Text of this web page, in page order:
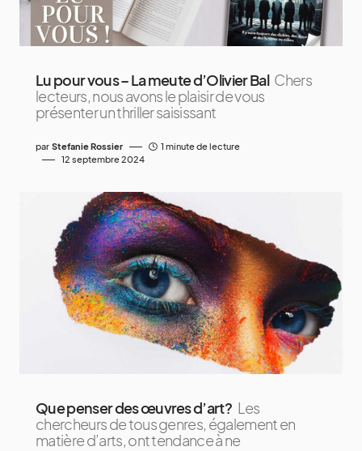
Lu pour vous – La meute d’Olivier Bal Chers
lecteurs, nous avons le plaisir de vous
présenter un thriller saisissant
par Stefanie Rossier
1 minute de lecture
12 septembre 2024
Que penser des œuvres d’art? Les
chercheurs de tous genres, également en
matière d’arts, ont tendance à ne